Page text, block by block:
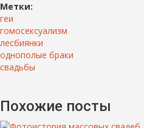
Метки:
геи
гомосексуализм
лесбиянки
однополые браки
свадьбы
Похожие посты